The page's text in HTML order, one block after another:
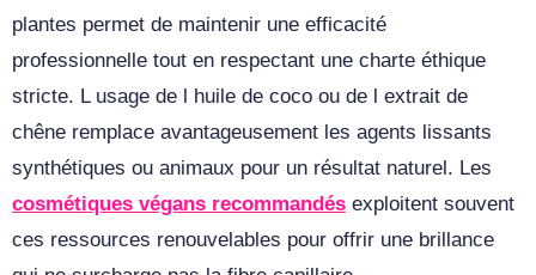
plantes permet de maintenir une efficacité
professionnelle tout en respectant une charte éthique
stricte. L usage de l huile de coco ou de l extrait de
chêne remplace avantageusement les agents lissants
synthétiques ou animaux pour un résultat naturel. Les
cosmétiques végans recommandés exploitent souvent
ces ressources renouvelables pour offrir une brillance